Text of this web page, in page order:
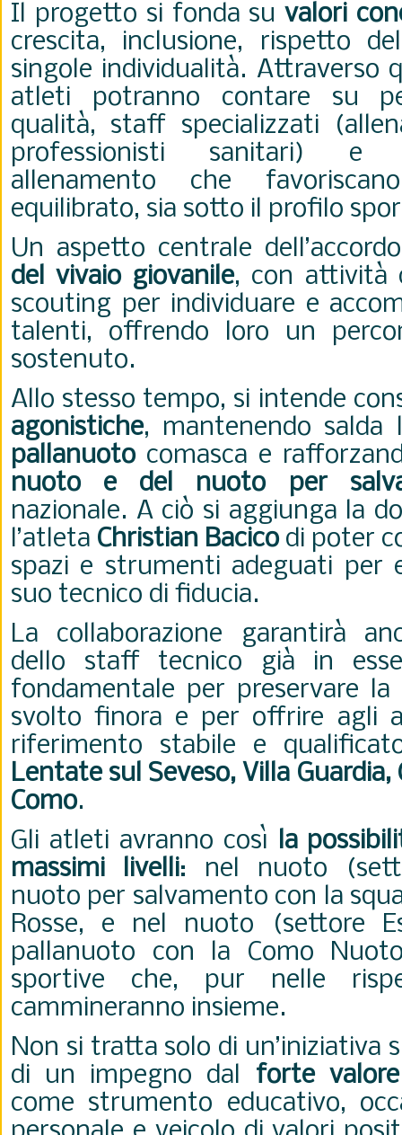
Il progetto si fonda suvalori
crescita, inclusione, rispetto
singole individualità. Attraverso
atleti potranno contare su
qualità, staff specializzati
professionisti sanitari) e
allenamento che
equilibrato, sia sotto il profilo
Un aspetto centrale
del vivaio giovanile, con attività
scouting per individuare e
talenti, offrendo loro un
sostenuto.
Allo stesso tempo, si intende
agonistiche, mantenendo salda
pallanuotocomasca e
nuoto e del nuoto per
nazionale. A ciò si aggiunga la
l’atleta Christian Bacicodi poter
spazi e strumenti adeguati per
suo tecnico di fiducia.
La collaborazione garantirà
dello staff tecnico già in
fondamentale per preservare
svolto finora e per offrire agli
riferimento stabile e
Lentate sul Seveso, Villa Guardia,
Como.
Gli atleti avranno così la
massimi livelli: nel nuoto
nuoto per salvamento con la
Rosse, e nel nuoto (settore
pallanuoto con la Como
sportive che, pur nelle
cammineranno insieme.
Non si tratta solo di un’iniziativa
di un impegno dal forte
come strumento educativo,